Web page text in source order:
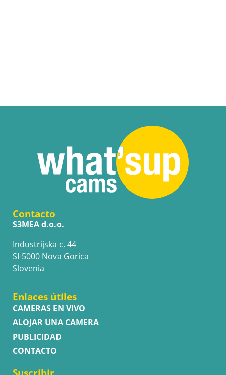
Contacto
S3MEA d.o.o.
Industrijska c. 44
SI-5000 Nova Gorica
Slovenia
Enlaces útiles
CAMERAS EN VIVO
ALOJAR UNA CAMERA
PUBLICIDAD
CONTACTO